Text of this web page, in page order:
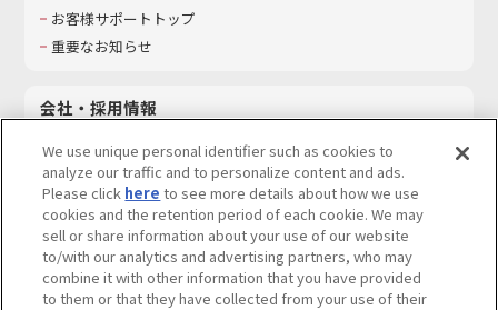
お客様サポートトップ
重要なお知らせ
会社・採用情報
採用情報
サステナビリティ
お問い合わせ
We use unique personal identifier such as cookies to
analyze our traffic and to personalize content and ads.
Please click here to see more details about how we use
cookies and the retention period of each cookie. We may
sell or share information about your use of our website
to/with our analytics and advertising partners, who may
combine it with other information that you have provided
to them or that they have collected from your use of their